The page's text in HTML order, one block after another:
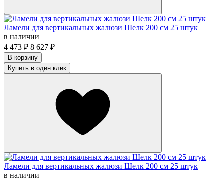
Ламели для вертикальных жалюзи Шелк 200 см 25 штук
в наличии
4 473 ₽ 8 627 ₽
В корзину
Купить в один клик
Ламели для вертикальных жалюзи Шелк 200 см 25 штук
в наличии